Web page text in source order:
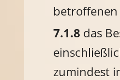
das
zumindest